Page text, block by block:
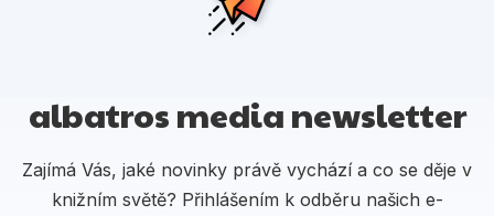
albatros media newsletter
Zajímá Vás, jaké novinky právě vychází a co se děje v
knižním světě? Přihlášením k odběru našich e-